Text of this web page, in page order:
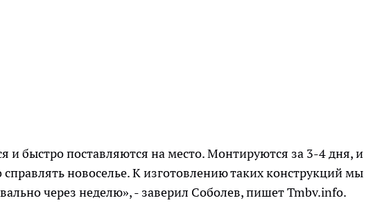
и быстро поставляются на место. Монтируются за 3-4 дня, и
новоселье. К изготовлению таких конструкций мы
через неделю», - заверил Соболев, пишет Tmbv.info.